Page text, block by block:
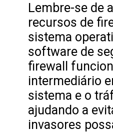
Lembre-se de
recursos de
sistema
software de
firewall
intermediário
sistema e o
ajudando a
invasores